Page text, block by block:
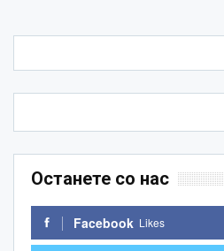
Останете со нас
Facebook Likes